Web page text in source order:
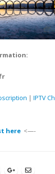
| IPTV
here <—-